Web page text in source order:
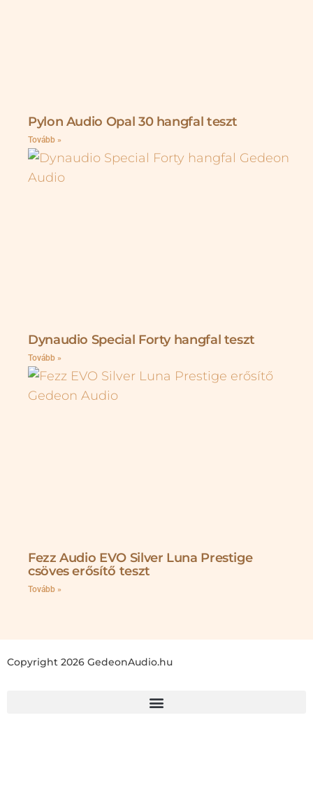
Pylon Audio Opal 30 hangfal teszt
Tovább »
Dynaudio Special Forty hangfal teszt
Tovább »
Fezz Audio EVO Silver Luna Prestige
csöves erősítő teszt
Tovább »
Copyright 2026 GedeonAudio.hu